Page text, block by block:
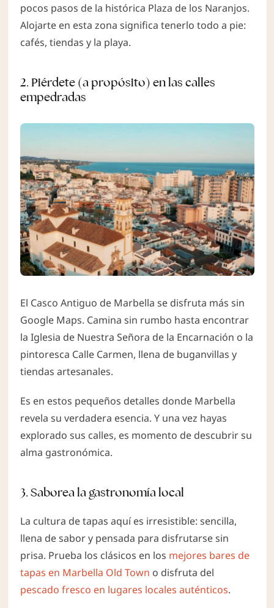
pocos pasos de la histórica Plaza de los Naranjos.
Alojarte en esta zona significa tenerlo todo a pie:
cafés, tiendas y la playa.
2. Piérdete (a propósito) en las calles
empedradas
El Casco Antiguo de Marbella se disfruta más sin
Google Maps. Camina sin rumbo hasta encontrar
la Iglesia de Nuestra Señora de la Encarnación o la
pintoresca Calle Carmen, llena de buganvillas y
tiendas artesanales.
Es en estos pequeños detalles donde Marbella
revela su verdadera esencia. Y una vez hayas
explorado sus calles, es momento de descubrir su
alma gastronómica.
3. Saborea la gastronomía local
La cultura de tapas aquí es irresistible: sencilla,
llena de sabor y pensada para disfrutarse sin
prisa. Prueba los clásicos en los mejores bares de
tapas en Marbella Old Town o disfruta del
pescado fresco en lugares locales auténticos.